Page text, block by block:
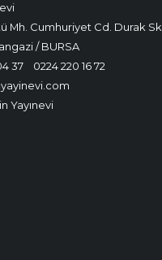
Mh. Cumhuriyet Cd. Durak Sk.
/ BURSA
37
0224 220 16 72
Yayınevi